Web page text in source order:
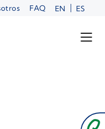
FAQ EN ES